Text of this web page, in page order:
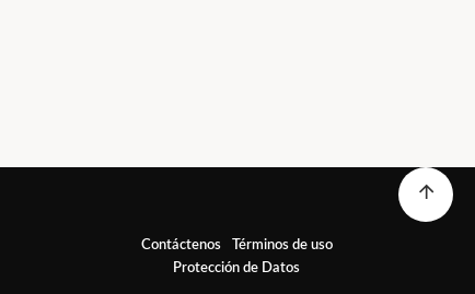
Contáctenos
Términos de uso
Protección de Datos